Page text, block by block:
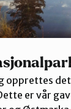
opprettes
er vår